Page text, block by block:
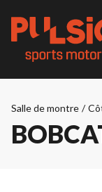
Salle de montre /